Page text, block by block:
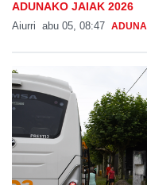
ADUNAKO JAIAK 2026
Aiurri abu 05, 08:47 ADUNA